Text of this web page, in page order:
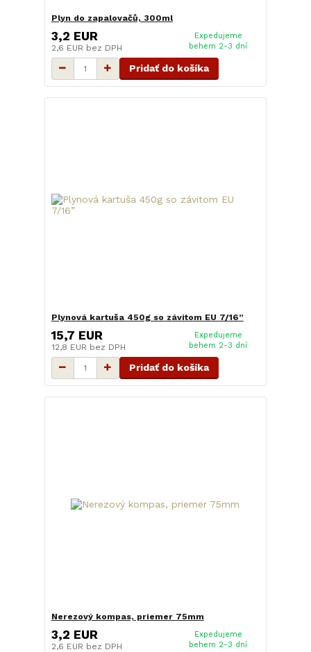
Plyn do zapalovačů, 300ml
3,2 EUR
2,6 EUR bez DPH
Expedujeme
behem 2-3 dní
Pridať do košíka
Plynová kartuša 450g so závitom EU 7/16”
15,7 EUR
12,8 EUR bez DPH
Expedujeme
behem 2-3 dní
Pridať do košíka
Nerezový kompas, priemer 75mm
3,2 EUR
2,6 EUR bez DPH
Expedujeme
behem 2-3 dní